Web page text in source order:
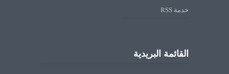
خدمة RSS
القائمة البريدية